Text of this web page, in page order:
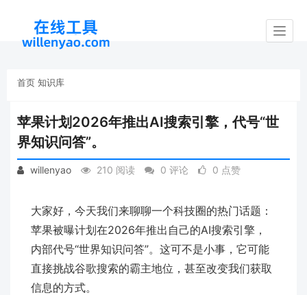
首页 知识库
苹果计划2026年推出AI搜索引擎，代号“世
界知识问答”。
willenyao 210 阅读 0 评论 0 点赞
大家好，今天我们来聊聊一个科技圈的热门话题：
苹果被曝计划在2026年推出自己的AI搜索引擎，
内部代号“世界知识问答”。这可不是小事，它可能
直接挑战谷歌搜索的霸主地位，甚至改变我们获取
信息的方式。